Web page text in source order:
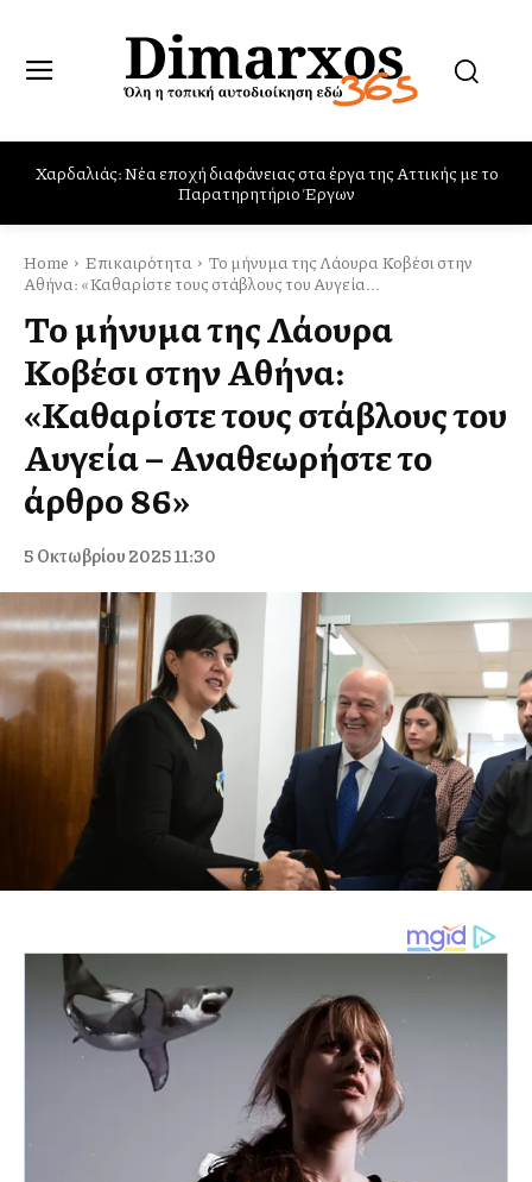
Χαρδαλιάς: Νέα εποχή διαφάνειας στα έργα της Αττικής με το
Παρατηρητήριο Έργων
Παρών στις φωτιές στο Πόρτο Γερμενό, Ψάθα και Βίλια ο Δήμος
Φυλής
Home Επικαιρότητα
Το μήνυμα της Λάουρα Κοβέσι στην
Αθήνα: «Καθαρίστε τους στάβλους του Αυγεία...
Το μήνυμα της Λάουρα
Κοβέσι στην Αθήνα:
«Καθαρίστε τους στάβλους του
Αυγεία – Αναθεωρήστε το
άρθρο 86»
5 Οκτωβρίου 2025 11:30